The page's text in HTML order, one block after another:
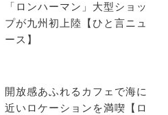
「ロンハーマン」大型ショッ
プが九州初上陸【ひと言ニュ
ース】
開放感あふれるカフェで海に
近いロケーションを満喫【ロ